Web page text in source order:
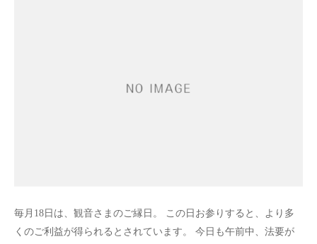
毎月18日は、観音さまのご縁日。 この日お参りすると、より多
くのご利益が得られるとされています。 今日も午前中、法要が